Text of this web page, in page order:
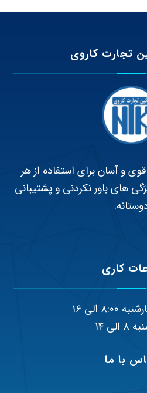
تجارت کاروی
و آسان برای استفاده از هر
های باور نکردنی و پشتیبانی
کاری
الی ۱۶
۱۴
با ما